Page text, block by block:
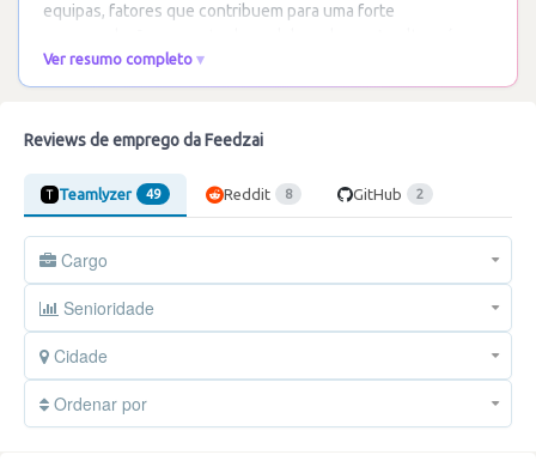
equipas, fatores que contribuem para uma forte
Ler mais
Ver resumo completo
Reviews de emprego da Feedzai
Teamlyzer 49 Reddit 8 GitHub 2
Cargo
Senioridade
Cidade
Ordenar por